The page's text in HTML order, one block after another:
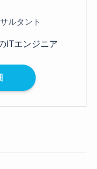
ルタント
ITエンジニア